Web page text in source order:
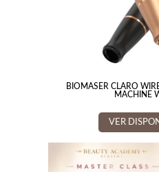
BIOMASER CLARO
MACHINE
VER